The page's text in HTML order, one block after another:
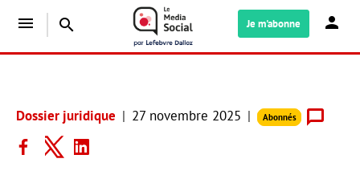
menu search Je m'abonne
Dossier juridique 27 novembre 2025 Abonnés